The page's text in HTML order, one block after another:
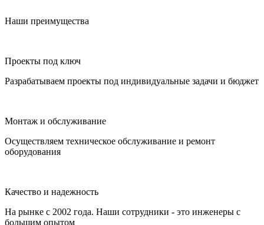
Наши преимущества
Проекты под ключ
Разрабатываем проекты под индивидуальные задачи и бюджет
Монтаж и обслуживание
Осуществляем техническое обслуживание и ремонт
оборудования
Качество и надежность
На рынке с 2002 года. Наши сотрудники - это инженеры с
большим опытом